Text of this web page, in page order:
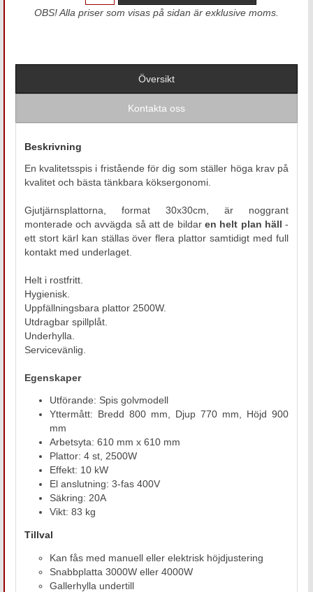
OBS! Alla priser som visas på sidan är exklusive moms.
Översikt
Kontakta oss
Beskrivning
En kvalitetsspis i fristående för dig som ställer höga krav på
kvalitet och bästa tänkbara köksergonomi.
Gjutjärnsplattorna, format 30x30cm, är noggrant
monterade och avvägda så att de bildar en helt plan häll -
ett stort kärl kan ställas över flera plattor samtidigt med full
kontakt med underlaget.
Helt i rostfritt.
Hygienisk.
Uppfällningsbara plattor 2500W.
Utdragbar spillplåt.
Underhylla.
Servicevänlig.
Egenskaper
Utförande: Spis golvmodell
Yttermått: Bredd 800 mm, Djup 770 mm, Höjd 900
mm
Arbetsyta: 610 mm x 610 mm
Plattor: 4 st, 2500W
Effekt: 10 kW
El anslutning: 3-fas 400V
Säkring: 20A
Vikt: 83 kg
Tillval
Kan fås med manuell eller elektrisk höjdjustering
Snabbplatta 3000W eller 4000W
Gallerhylla undertill